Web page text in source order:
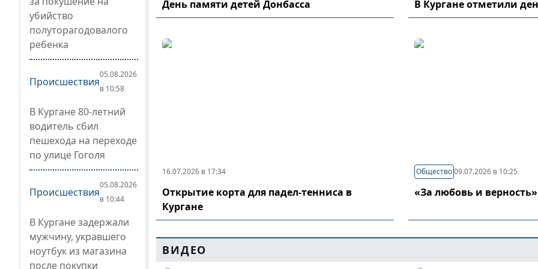
убийство
полуторагодовалого
ребенка
Происшествия
05.08.2026
в 10:58
В Кургане 80-летний
водитель сбил
пешехода на переходе
по улице Гоголя
Происшествия
05.08.2026
в 10:44
В Кургане задержали
мужчину, укравшего
ноутбук из магазина
после покупки
День памяти детей Донбасса В Кургане отметили
16.07.2026 в 17:34
Открытие корта для падел-тенниса в
Кургане
Общество 09.07.2026 в 10:25
«За любовь и верность»
ВИДЕО